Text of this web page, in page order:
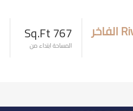
767 Sq.Ft
المساحة ابتداء من